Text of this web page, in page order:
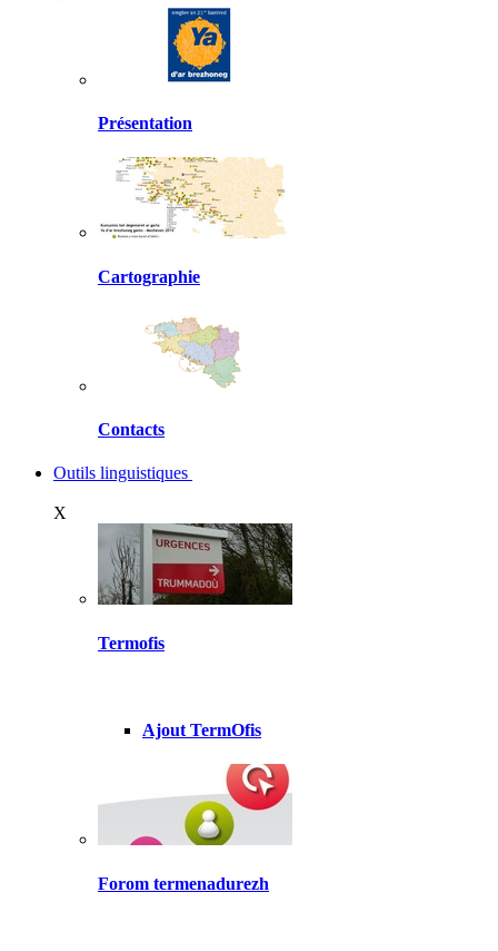
Présentation
Cartographie
Contacts
Outils linguistiques
X
Termofis
Ajout TermOfis
Forom termenadurezh